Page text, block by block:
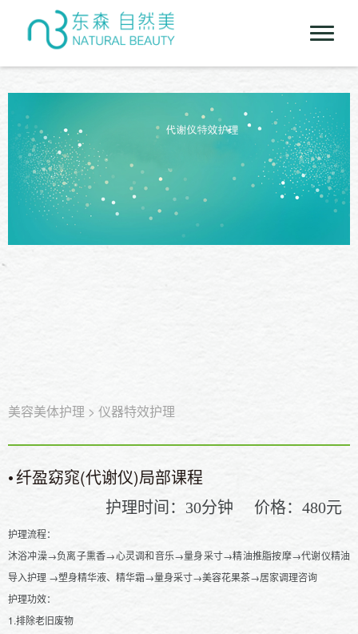
美容美体护理 > 仪器特效护理
•纤盈窈窕(代谢仪)局部课程
护理时间：
30分钟 价格： 480元
护理流程：
沐浴冲澡→负离子熏香→心灵调和音乐→量身采寸→精油推脂按摩→代谢仪精油
导入护理 →塑身精华液、精华霜→量身采寸→美容花果茶→居家调理咨询
护理功效：
1.排除老旧废物